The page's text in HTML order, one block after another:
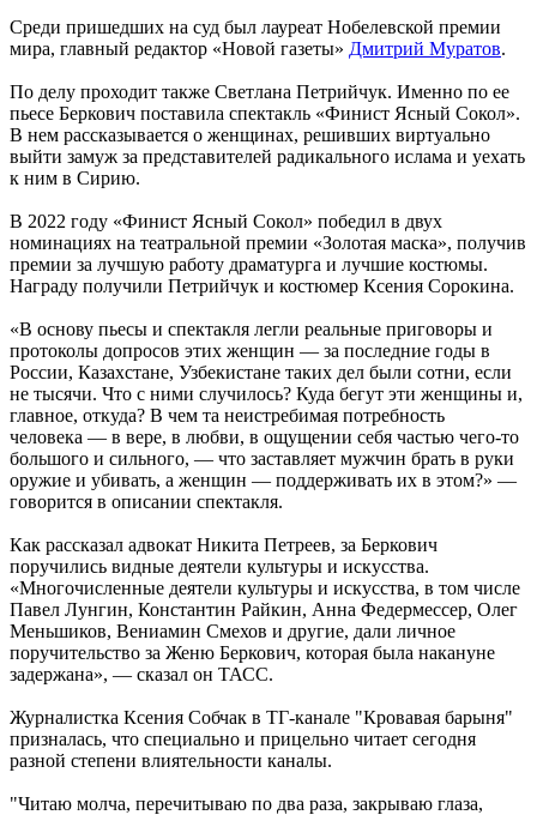
Среди пришедших на суд был лауреат Нобелевской премии
мира, главный редактор «Новой газеты» Дмитрий Муратов.
По делу проходит также Светлана Петрийчук. Именно по ее
пьесе Беркович поставила спектакль «Финист Ясный Сокол».
В нем рассказывается о женщинах, решивших виртуально
выйти замуж за представителей радикального ислама и уехать
к ним в Сирию.
В 2022 году «Финист Ясный Сокол» победил в двух
номинациях на театральной премии «Золотая маска», получив
премии за лучшую работу драматурга и лучшие костюмы.
Награду получили Петрийчук и костюмер Ксения Сорокина.
«В основу пьесы и спектакля легли реальные приговоры и
протоколы допросов этих женщин — за последние годы в
России, Казахстане, Узбекистане таких дел были сотни, если
не тысячи. Что с ними случилось? Куда бегут эти женщины и,
главное, откуда? В чем та неистребимая потребность
человека — в вере, в любви, в ощущении себя частью чего-то
большого и сильного, — что заставляет мужчин брать в руки
оружие и убивать, а женщин — поддерживать их в этом?» —
говорится в описании спектакля.
Как рассказал адвокат Никита Петреев, за Беркович
поручились видные деятели культуры и искусства.
«Многочисленные деятели культуры и искусства, в том числе
Павел Лунгин, Константин Райкин, Анна Федермессер, Олег
Меньшиков, Вениамин Смехов и другие, дали личное
поручительство за Женю Беркович, которая была накануне
задержана», — сказал он ТАСС.
Журналистка Ксения Собчак в ТГ-канале "Кровавая барыня"
призналась, что специально и прицельно читает сегодня
разной степени влиятельности каналы.
"Читаю молча, перечитываю по два раза, закрываю глаза,